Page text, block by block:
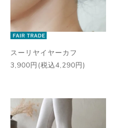
スーリヤイヤーカフ
3,900円(税込4,290円)